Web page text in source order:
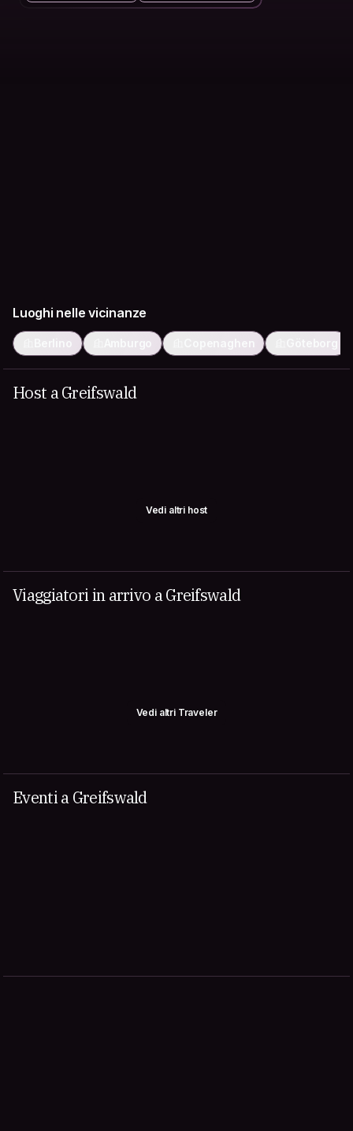
Luoghi nelle vicinanze
Berlino Amburgo Copenaghen Göteborg
Host a Greifswald
Vedi altri host
Viaggiatori in arrivo a Greifswald
Vedi altri Traveler
Eventi a Greifswald